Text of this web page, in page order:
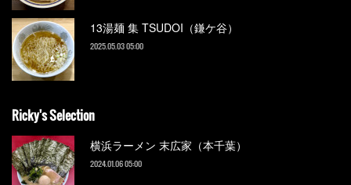
13湯麺 集 TSUDOI（鎌ケ谷）
2025.05.03 05:00
Ricky's Selection
横浜ラーメン 末広家（本千葉）
2024.01.06 05:00